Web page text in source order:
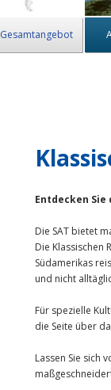
Gesamtangebot
Entdecken
Die SAT bietet
Die Klassischen
Südamerikas
und nicht
Für spezielle
die Seite über
Lassen Sie sich